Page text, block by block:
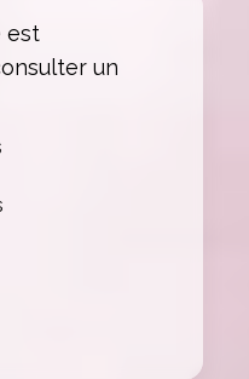
est
un